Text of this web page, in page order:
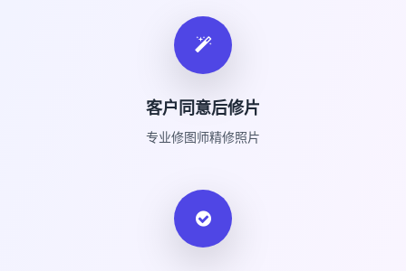
客户同意后修片
专业修图师精修照片